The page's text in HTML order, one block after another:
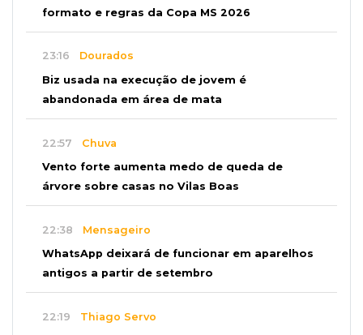
formato e regras da Copa MS 2026
23:16 Dourados
Biz usada na execução de jovem é
abandonada em área de mata
22:57 Chuva
Vento forte aumenta medo de queda de
árvore sobre casas no Vilas Boas
22:38 Mensageiro
WhatsApp deixará de funcionar em aparelhos
antigos a partir de setembro
22:19 Thiago Servo